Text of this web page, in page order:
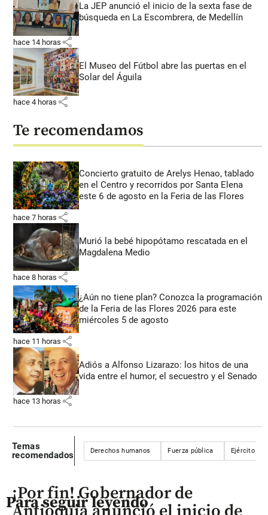
La JEP anunció el inicio de la sexta fase de
búsqueda en La Escombrera, de Medellín
hace 14 horas share
El Museo del Fútbol abre las puertas en el
Solar del Águila
hace 4 horas share
Te recomendamos
Concierto gratuito de Arelys Henao, tablado
en el Centro y recorridos por Santa Elena
este 6 de agosto en la Feria de las Flores
hace 7 horas share
Murió la bebé hipopótamo rescatada en el
Magdalena Medio
hace 8 horas share
¿Aún no tiene plan? Conozca la programación
de la Feria de las Flores 2026 para este
miércoles 5 de agosto
hace 11 horas share
Adiós a Alfonso Lizarazo: los hitos de una
vida entre el humor, el secuestro y el Senado
hace 13 horas share
Temas
recomendados
Derechos humanos Fuerza pública Ejército
Para seguir leyendo
¡Por fin! Gobernador de